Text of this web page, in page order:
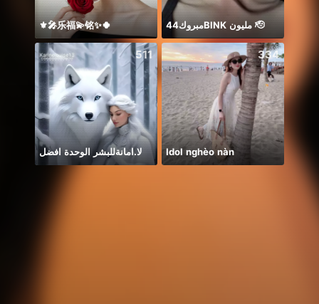
⚜️🎤乐福💫铭✨🍀 مبروك44BlNK مليون 🫡
511
لا.امانةللبشر الوحدة افضل
334
Idol nghèo nàn